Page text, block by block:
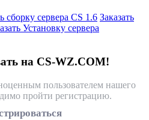
сборку сервера CS 1.6 Заказать
Установку сервера
на CS-WZ.COM!
пользователем нашего
пройти регистрацию.